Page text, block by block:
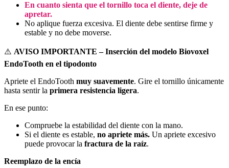
En cuanto sienta que el tornillo toca el diente, deje de
apretar.
No aplique fuerza excesiva. El diente debe sentirse firme y
estable y no debe moverse.
⚠️ AVISO IMPORTANTE – Inserción del modelo Biovoxel
EndoTooth en el tipodonto
Apriete el EndoTooth muy suavemente. Gire el tornillo únicamente
hasta sentir la primera resistencia ligera.
En ese punto:
Compruebe la estabilidad del diente con la mano.
Si el diente es estable, no apriete más. Un apriete excesivo
puede provocar la fractura de la raíz.
Reemplazo de la encía